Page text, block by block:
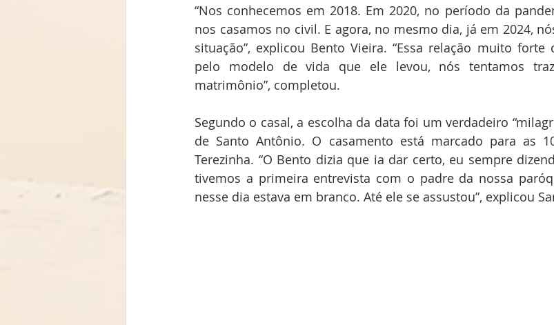
“Nos conhecemos em 2018. Em 2020, no período da
nos casamos no civil. E agora, no mesmo dia, já em 2024,
situação”, explicou Bento Vieira. “Essa relação muito
pelo modelo de vida que ele levou, nós tentamos
matrimônio”, completou.
Segundo o casal, a escolha da data foi um verdadeiro
de Santo Antônio. O casamento está marcado para as
Terezinha. “O Bento dizia que ia dar certo, eu sempre
tivemos a primeira entrevista com o padre da nossa
nesse dia estava em branco. Até ele se assustou”, explicou